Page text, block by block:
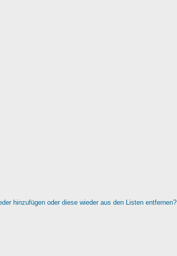
hinzufügen oder diese wieder aus den Listen entfernen?